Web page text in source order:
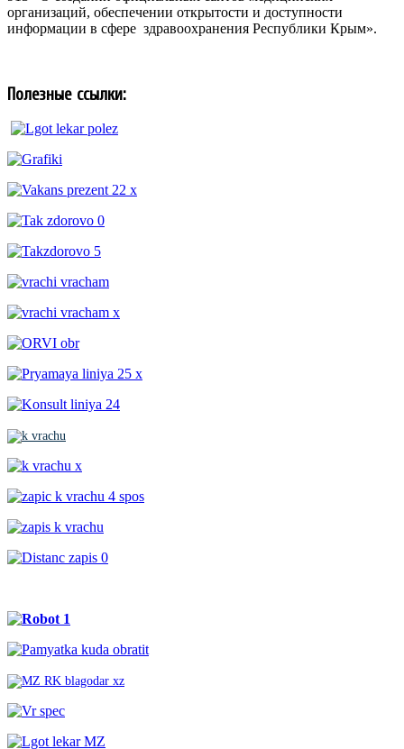
организаций, обеспечении открытости и доступности
информации в сфере здравоохранения Республики Крым».
Полезные ссылки: